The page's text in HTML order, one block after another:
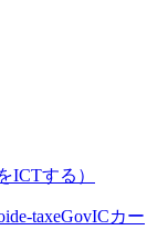
ICTする）
e-taxeGovICカー